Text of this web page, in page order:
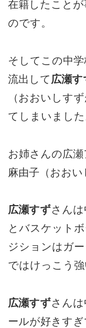
在籍したこと
のです。
そしてこの中
流出して 広瀬す
（おおいしす
てしまいました
お姉さんの広
麻由子（おおい
広瀬すずさん
とバスケット
ジションはガ
ではけっこう強
広瀬すずさん
ールが好きす